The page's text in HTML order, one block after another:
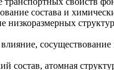
состава и
атомная